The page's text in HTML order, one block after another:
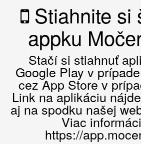
Stiahnite si
appku
Stačí si stiahnuť
Google Play v
cez App Store v
Link na aplikáciu
aj na spodku našej
Viac
https://